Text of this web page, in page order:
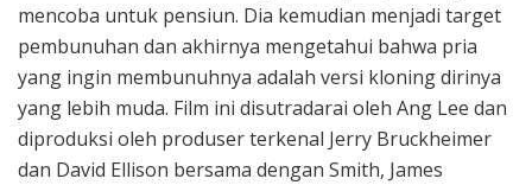
mencoba untuk pensiun. Dia kemudian menjadi target
pembunuhan dan akhirnya mengetahui bahwa pria
yang ingin membunuhnya adalah versi kloning dirinya
yang lebih muda. Film ini disutradarai oleh Ang Lee dan
diproduksi oleh produser terkenal Jerry Bruckheimer
dan David Ellison bersama dengan Smith, James